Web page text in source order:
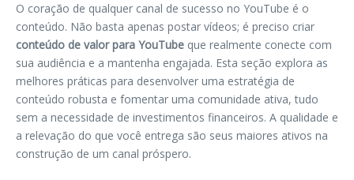
O coração de qualquer canal de sucesso no YouTube é o
conteúdo. Não basta apenas postar vídeos; é preciso criar
conteúdo de valor para YouTube que realmente conecte com
sua audiência e a mantenha engajada. Esta seção explora as
melhores práticas para desenvolver uma estratégia de
conteúdo robusta e fomentar uma comunidade ativa, tudo
sem a necessidade de investimentos financeiros. A qualidade e
a relevação do que você entrega são seus maiores ativos na
construção de um canal próspero.